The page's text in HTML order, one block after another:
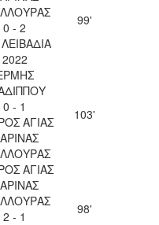
0 - 2
2022
99'
0 - 1
ΑΓΙΑΣ
103'
ΑΓΙΑΣ
2 - 1
98'